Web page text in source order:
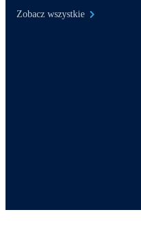
Zobacz wszystkie